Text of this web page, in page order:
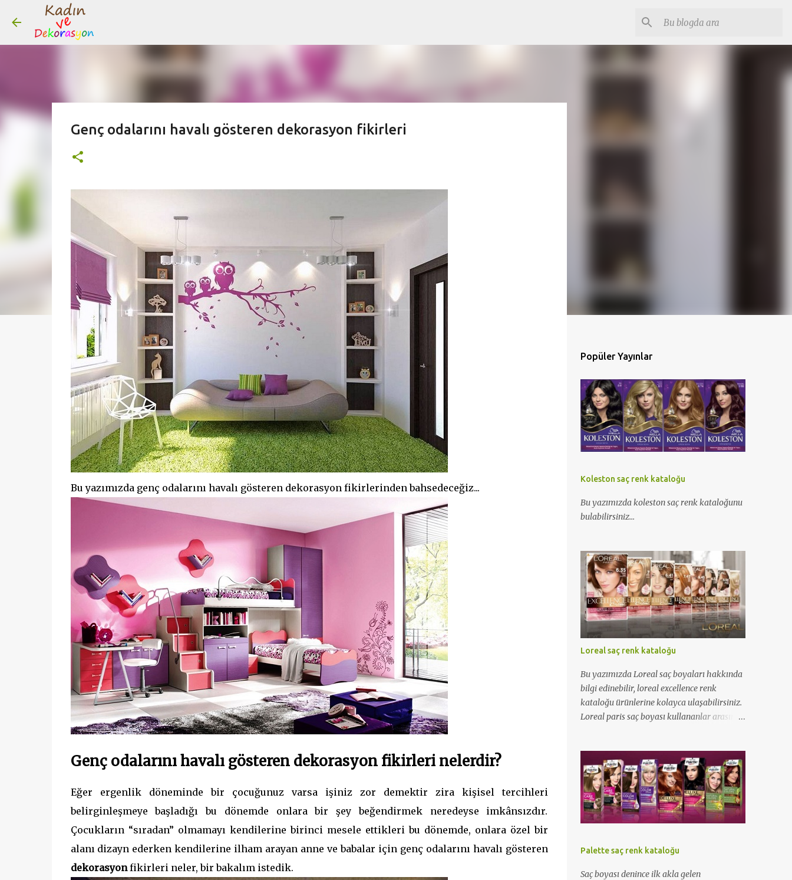
Genç odalarını havalı gösteren dekorasyon fikirleri
Bu yazımızda genç odalarını havalı gösteren dekorasyon fikirlerinden bahsedeceğiz...
Genç odalarını havalı gösteren dekorasyon fikirleri nelerdir?
Eğer ergenlik döneminde bir çocuğunuz varsa işiniz zor demektir zira kişisel tercihleri
belirginleşmeye başladığı bu dönemde onlara bir şey beğendirmek neredeyse imkânsızdır.
Çocukların “sıradan” olmamayı kendilerine birinci mesele ettikleri bu dönemde, onlara özel bir
alanı dizayn ederken kendilerine ilham arayan anne ve babalar için genç odalarını havalı gösteren
dekorasyonfikirleri neler, bir bakalım istedik.
Popüler Yayınlar
Koleston saç renk kataloğu
Bu yazımızda koleston saç renk kataloğunu
bulabilirsiniz...
Loreal saç renk kataloğu
Bu yazımızda Loreal saç boyaları hakkında
bilgi edinebilir, loreal excellence renk
kataloğu ürünlerine kolayca ulaşabilirsiniz.
Loreal paris saç boyası kullananlar arasına
Palette saç renk kataloğu
Saç boyası denince ilk akla gelen